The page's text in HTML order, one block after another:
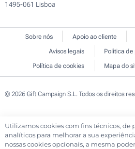
1495-061 Lisboa
Sobre nós Apoio ao cliente
Avisos legais
Política
Política de cookies
Mapa do
© 2026 Gift Campaign S.L. Todos os direitos
Utilizamos cookies com fins técnicos, de
analíticos para melhorar a sua
nossas cookies opcionais, a mesma